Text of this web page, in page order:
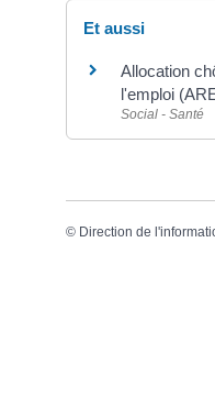
Et aussi
Allocation
l'emploi
Social - Santé
© Direction de